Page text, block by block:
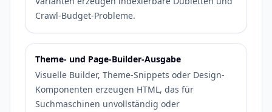
Crawl-Budget-Probleme.
Theme- und Page-Builder-Ausgabe
Visuelle Builder, Theme-Snippets oder Design-
Komponenten erzeugen HTML, das für
Suchmaschinen unvollständig oder